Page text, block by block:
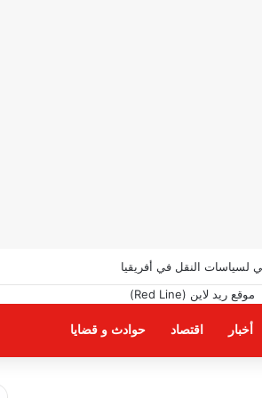
لسياسات النقل في أفريقيا
أخبار اقتصاد حوادث و قضايا